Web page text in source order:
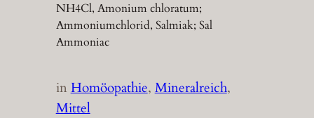
NH4Cl, Amonium chloratum;
Ammoniumchlorid, Salmiak; Sal
Ammoniac
inHomöopathie, Mineralreich
Mittel